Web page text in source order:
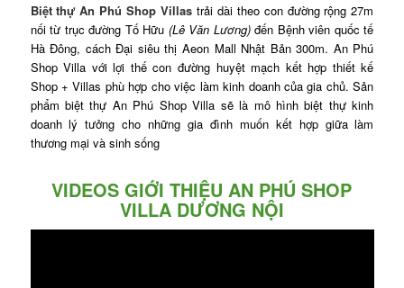
Biệt thự An Phú Shop Villas trải dài theo con đường rộng 27m
nối từ trục đường Tố Hữu (Lê Văn Lương)đến Bệnh viên quốc tế
Hà Đông, cách Đại siêu thị Aeon Mall Nhật Bản 300m. An Phú
Shop Villa với lợi thế con đường huyệt mạch kết hợp thiết kế
Shop + Villas phù hợp cho việc làm kinh doanh của gia chủ. Sản
phẩm biệt thự An Phú Shop Villa sẽ là mô hình biệt thự kinh
doanh lý tưởng cho những gia đình muốn kết hợp giữa làm
thương mại và sinh sống
VIDEOS GIỚI THIỆU AN PHÚ SHOP
VILLA DƯƠNG NỘI